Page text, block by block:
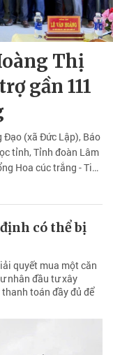
Thị
gần 111
Đạo (xã Đức Lập), Báo
tỉnh, Tỉnh đoàn Lâm
Hoa cúc trắng - Tiếp
học sinh lớp 11A10,
sự tham dự, ủng hộ
có thể bị
quyết mua một căn
nhân đầu tư xây
toán đầy đủ để